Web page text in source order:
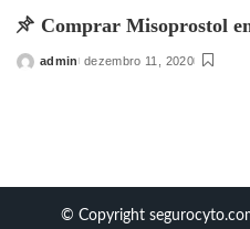
Comprar Misoprostol
Posted
admin dezembro 11, 2020
© Copyright